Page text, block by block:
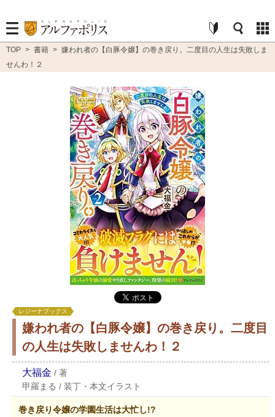
TOP > 書籍 > 嫌われ者の【白豚令嬢】の巻き戻り。二度目の人生は失敗しま
せんわ！２
レジーナブックス
嫌われ者の【白豚令嬢】の巻き戻り。二度目
の人生は失敗しませんわ！２
大福金 / 著
甲羅まる / 装丁・本文イラスト
巻き戻り令嬢の学園生活は大忙し!?